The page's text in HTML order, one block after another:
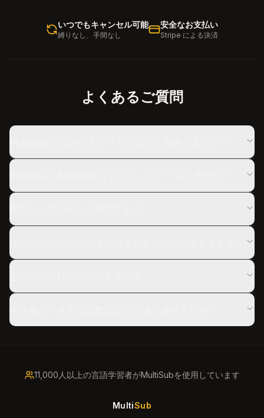
いつでもキャンセル可能
縛りなし、手間なし
安全なお支払い
Stripe による決済
よくあるご質問
11,000人以上の言語学習者がMultiSubを使用しています
MultiSub